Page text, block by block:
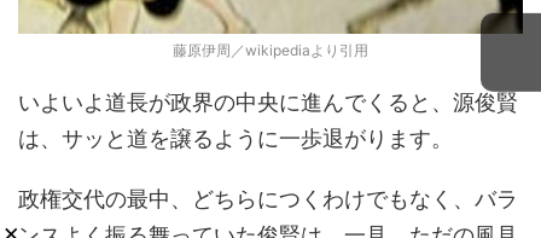
藤原伊周／wikipediaより引用
いよいよ道長が政界の中央に進んでくると、源俊賢
は、サッと道を譲るように一歩退がります。
政権交代の最中、どちらにつくわけでもなく、バラ